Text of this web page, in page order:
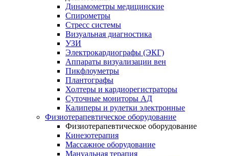
Динамометры медицинские
Спирометры
Стресс системы
Визуальная диагностика
УЗИ
Электрокардиографы (ЭКГ)
Аппараты визуализации вен
Пикфлоуметры
Плантографы
Холтеры и кардиорегистраторы
Суточные мониторы АД
Калиперы и рулетки электронные
Физиотерапевтическое оборудование
Физиотерапевтическое оборудование
Кинезотерапия
Массажное оборудование
Мануальная терапия